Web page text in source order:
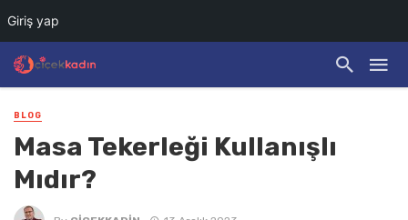
Giriş yap
BLOG
Masa Tekerleği Kullanışlı
Mıdır?